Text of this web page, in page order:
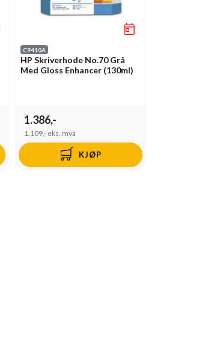
C9410A
HP Skriverhode No.70 Grå
Med Gloss Enhancer (130ml)
1.386,-
1.109,- eks. mva
KJØP